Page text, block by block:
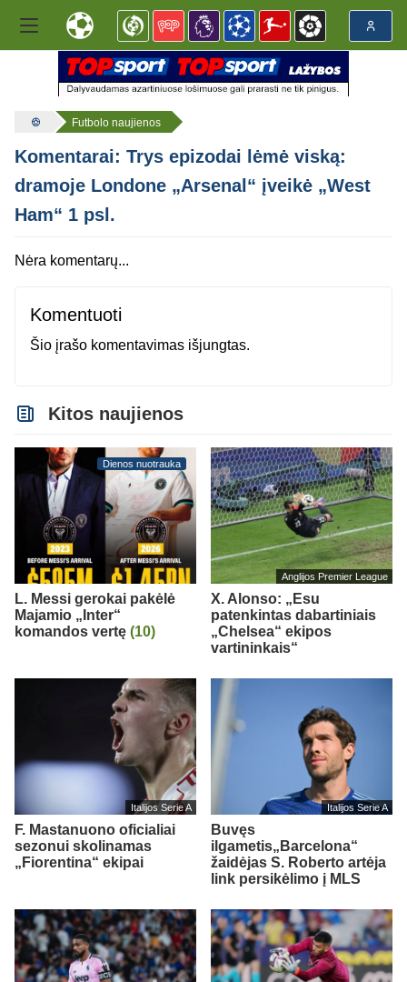
Futbolo naujienos
Komentarai: Trys epizodai lėmė viską:
dramoje Londone „Arsenal“ įveikė „West
Ham“ 1 psl.
Nėra komentarų...
Komentuoti
Šio įrašo komentavimas išjungtas.
Kitos naujienos
Dienos nuotrauka
L. Messi gerokai pakėlė
Majamio „Inter“
komandos vertę (10)
Anglijos Premier League
X. Alonso: „Esu
patenkintas dabartiniais
„Chelsea“ ekipos
vartininkais“
Italijos Serie A
F. Mastanuono oficialiai
sezonui skolinamas
„Fiorentina“ ekipai
Italijos Serie A
Buvęs
ilgametis„Barcelona“
žaidėjas S. Roberto artėja
link persikėlimo į MLS